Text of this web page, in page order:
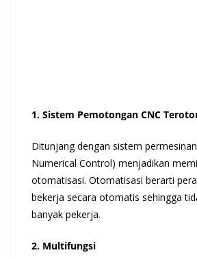
1. Sistem Pemotongan CNC
Ditunjang dengan sistem
Numerical Control) menjadikan
otomatisasi. Otomatisasi berarti
bekerja secara otomatis sehingga
banyak pekerja.
2. Multifungsi